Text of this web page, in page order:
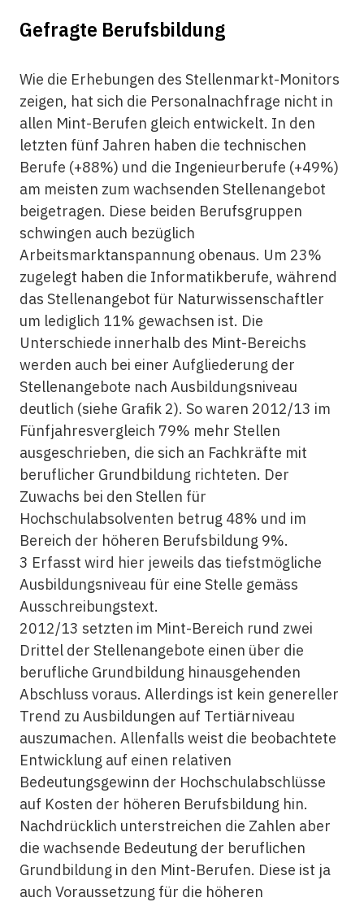
Gefragte Berufsbildung
Wie die Erhebungen des Stellenmarkt-Monitors
zeigen, hat sich die Personalnachfrage nicht in
allen Mint-Berufen gleich entwickelt. In den
letzten fünf Jahren haben die technischen
Berufe (+88%) und die Ingenieurberufe (+49%)
am meisten zum wachsenden Stellenangebot
beigetragen. Diese beiden Berufsgruppen
schwingen auch bezüglich
Arbeitsmarktanspannung obenaus. Um 23%
zugelegt haben die Informatikberufe, während
das Stellenangebot für Naturwissenschaftler
um lediglich 11% gewachsen ist. Die
Unterschiede innerhalb des Mint-Bereichs
werden auch bei einer Aufgliederung der
Stellenangebote nach Ausbildungsniveau
deutlich (siehe Grafik 2). So waren 2012/13 im
Fünfjahresvergleich 79% mehr Stellen
ausgeschrieben, die sich an Fachkräfte mit
beruflicher Grundbildung richteten. Der
Zuwachs bei den Stellen für
Hochschulabsolventen betrug 48% und im
Bereich der höheren Berufsbildung 9%.
3 Erfasst wird hier jeweils das tiefstmögliche
Ausbildungsniveau für eine Stelle gemäss
Ausschreibungstext.
2012/13 setzten im Mint-Bereich rund zwei
Drittel der Stellenangebote einen über die
berufliche Grundbildung hinausgehenden
Abschluss voraus. Allerdings ist kein genereller
Trend zu Ausbildungen auf Tertiärniveau
auszumachen. Allenfalls weist die beobachtete
Entwicklung auf einen relativen
Bedeutungsgewinn der Hochschulabschlüsse
auf Kosten der höheren Berufsbildung hin.
Nachdrücklich unterstreichen die Zahlen aber
die wachsende Bedeutung der beruflichen
Grundbildung in den Mint-Berufen. Diese ist ja
auch Voraussetzung für die höheren